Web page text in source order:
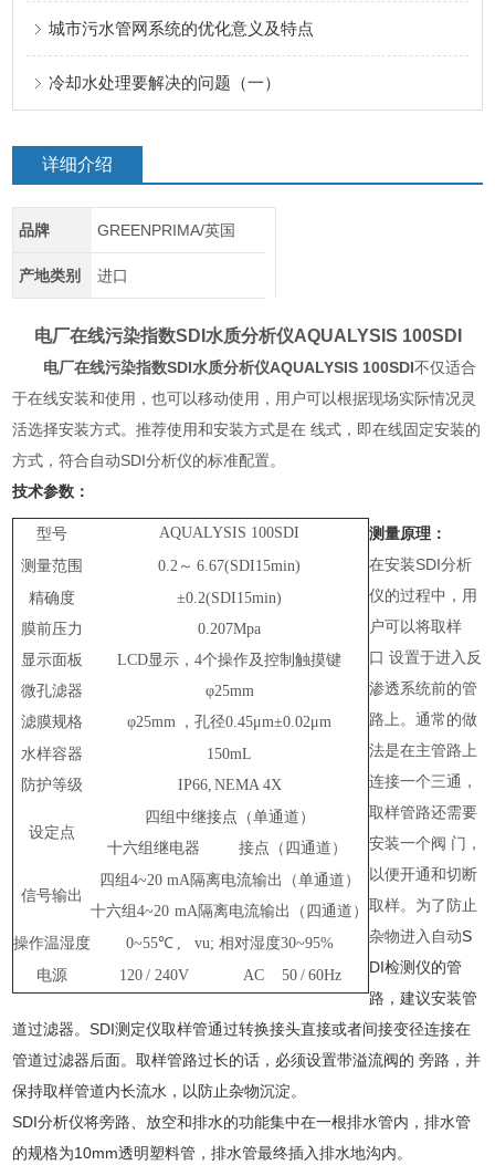
城市污水管网系统的优化意义及特点
冷却水处理要解决的问题（一）
详细介绍
品牌 GREENPRIMA/英国
产地类别 进口
电厂在线污染指数SDI水质分析仪AQUALYSIS 100SDI
电厂在线污染指数SDI水质分析仪AQUALYSIS 100SDI不仅适合
于在线安装和使用，也可以移动使用，用户可以根据现场实际情况灵
活选择安装方式。推荐使用和安装方式是在 线式，即在线固定安装的
方式，符合自动SDI分析仪的标准配置。
技术参数：
型号 AQUALYSIS 100SDI
测量范围
0.2～ 6.67(SDI15min)
精确度
±0.2(SDI15min)
膜前压力
0.207Mpa
显示面板
LCD显示，4个操作及控制触摸键
微孔滤器
φ25mm
滤膜规格
φ25mm ，孔径0.45μm±0.02μm
水样容器
150mL
防护等级
IP66, NEMA 4X
设定点
四组中继接点（单通道）
十六组继电器
接点（四通道）
信号输出
四组 4~20 mA隔离电流输出（单通道）
十六组4~20 mA隔离电流输出（四通道）
操作温湿度
0~55℃ , vu; 相对湿度30~95%
电源
120 / 240V AC 50 / 60Hz
测量原理：
在安装SDI分析
仪的过程中，用
户可以将取样
口 设置于进入反
渗透系统前的管
路上。通常的做
法是在主管路上
连接一个三通，
取样管路还需要
安装一个阀 门，
以便开通和切断
取样。为了防止
杂物进入自动S
DI检测仪的管
路，建议安装管
道过滤器。SDI测定仪取样管通过转换接头直接或者间接变径连接在
管道过滤器后面。取样管路过长的话，必须设置带溢流阀的 旁路，并
保持取样管道内长流水，以防止杂物沉淀。
SDI分析仪将旁路、放空和排水的功能集中在一根排水管内，排水管
的规格为10mm透明塑料管，排水管最终插入排水地沟内。